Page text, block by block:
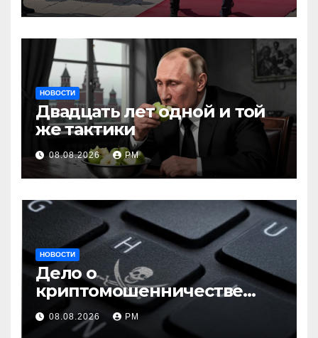
НОВОСТИ
Двадцать лет одной и той
же тактики
08.08.2026 РМ
НОВОСТИ
Дело о
криптомошенничестве
оборачивают в содействие
терроризму
08.08.2026 РМ